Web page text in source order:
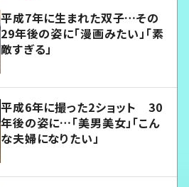
平成7年に生まれた双子…その
29年後の姿に「漫画みたい」「素
敵すぎる」
平成6年に撮った2ショット 30
年後の姿に…「美男美女」「こん
な夫婦になりたい」